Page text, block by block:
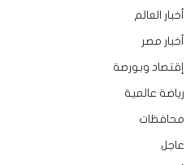
أخبار العالم
أخبار مصر
إقتصاد وبورصة
رياضة عالمية
محافظات
عاجل